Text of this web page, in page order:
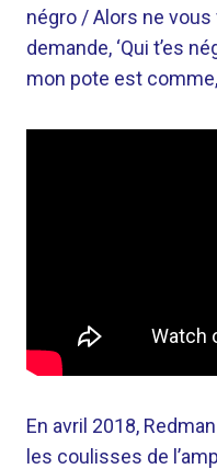
négro / Alors ne
demande, ‘Qui t’es
mon pote est comme,
En avril 2018,
les coulisses de